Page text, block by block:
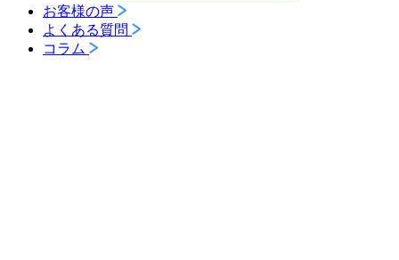
お客様の声
よくある質問
コラム